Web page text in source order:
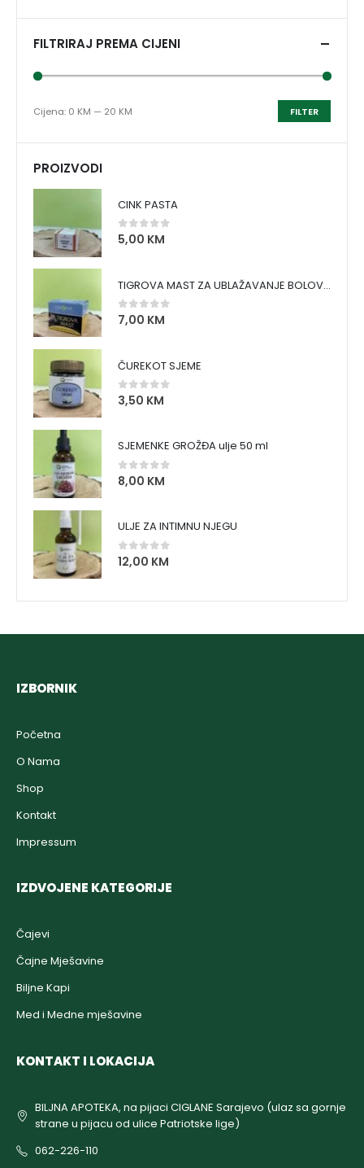
FILTRIRAJ PREMA CIJENI
FILTER
Cijena: 0 KM — 20 KM
PROIZVODI
CINK PASTA
0 out of 5
5,00 KM
TIGROVA MAST ZA UBLAŽAVANJE BOLOVA I ZAGRIJAVANJE MIŠIĆA
0 out of 5
7,00 KM
ČUREKOT SJEME
0 out of 5
3,50 KM
SJEMENKE GROŽĐA ulje 50 ml
0 out of 5
8,00 KM
ULJE ZA INTIMNU NJEGU
0out of 5
12,00 KM
IZBORNIK
Početna
O Nama
Shop
Kontakt
Impressum
IZDVOJENE KATEGORIJE
Čajevi
Čajne Mješavine
Biljne Kapi
Med i Medne mješavine
KONTAKT I LOKACIJA
BILJNA APOTEKA, na pijaci CIGLANE Sarajevo (ulaz sa gornje
strane u pijacu od ulice Patriotske lige)
062-226-110